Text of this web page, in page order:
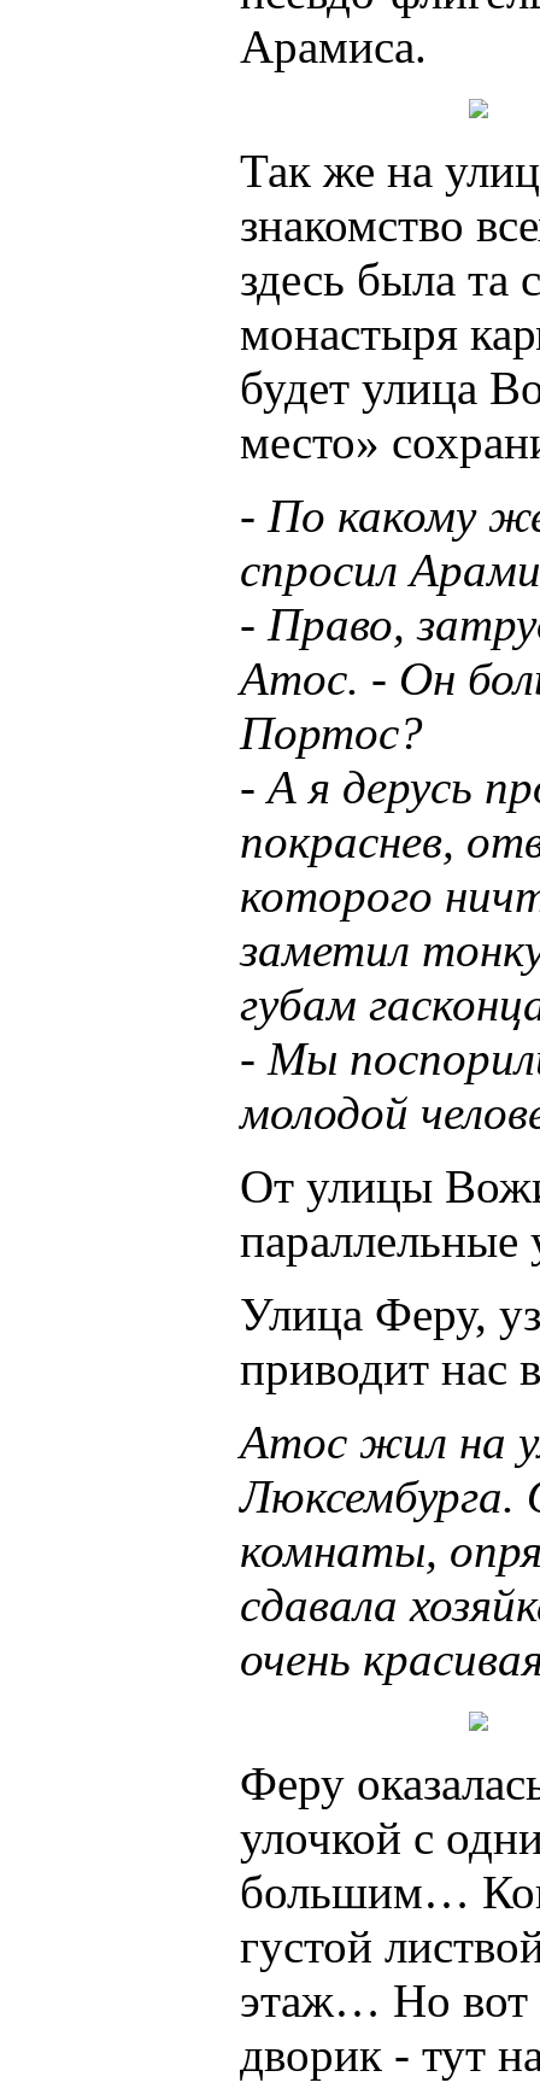
Арамиса.
Так же на
знакомство
здесь была та
монастыря
будет улица
место»
- По какому
спросил
- Право,
Атос. - Он
Портос?
- А я дерусь
покраснев,
которого
заметил
губам
- Мы
молодой
От улицы
параллельные
Улица Феру,
приводит нас
Атос жил на
Люксембурга.
комнаты,
сдавала
очень
Феру
улочкой с
большим…
густой
этаж… Но вот
дворик - тут